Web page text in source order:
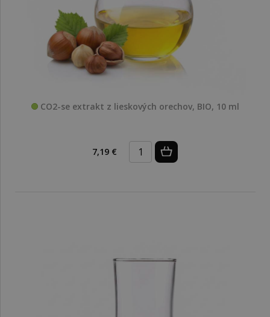
CO2-se extrakt z lieskových orechov, BIO, 10 ml
7,19 €